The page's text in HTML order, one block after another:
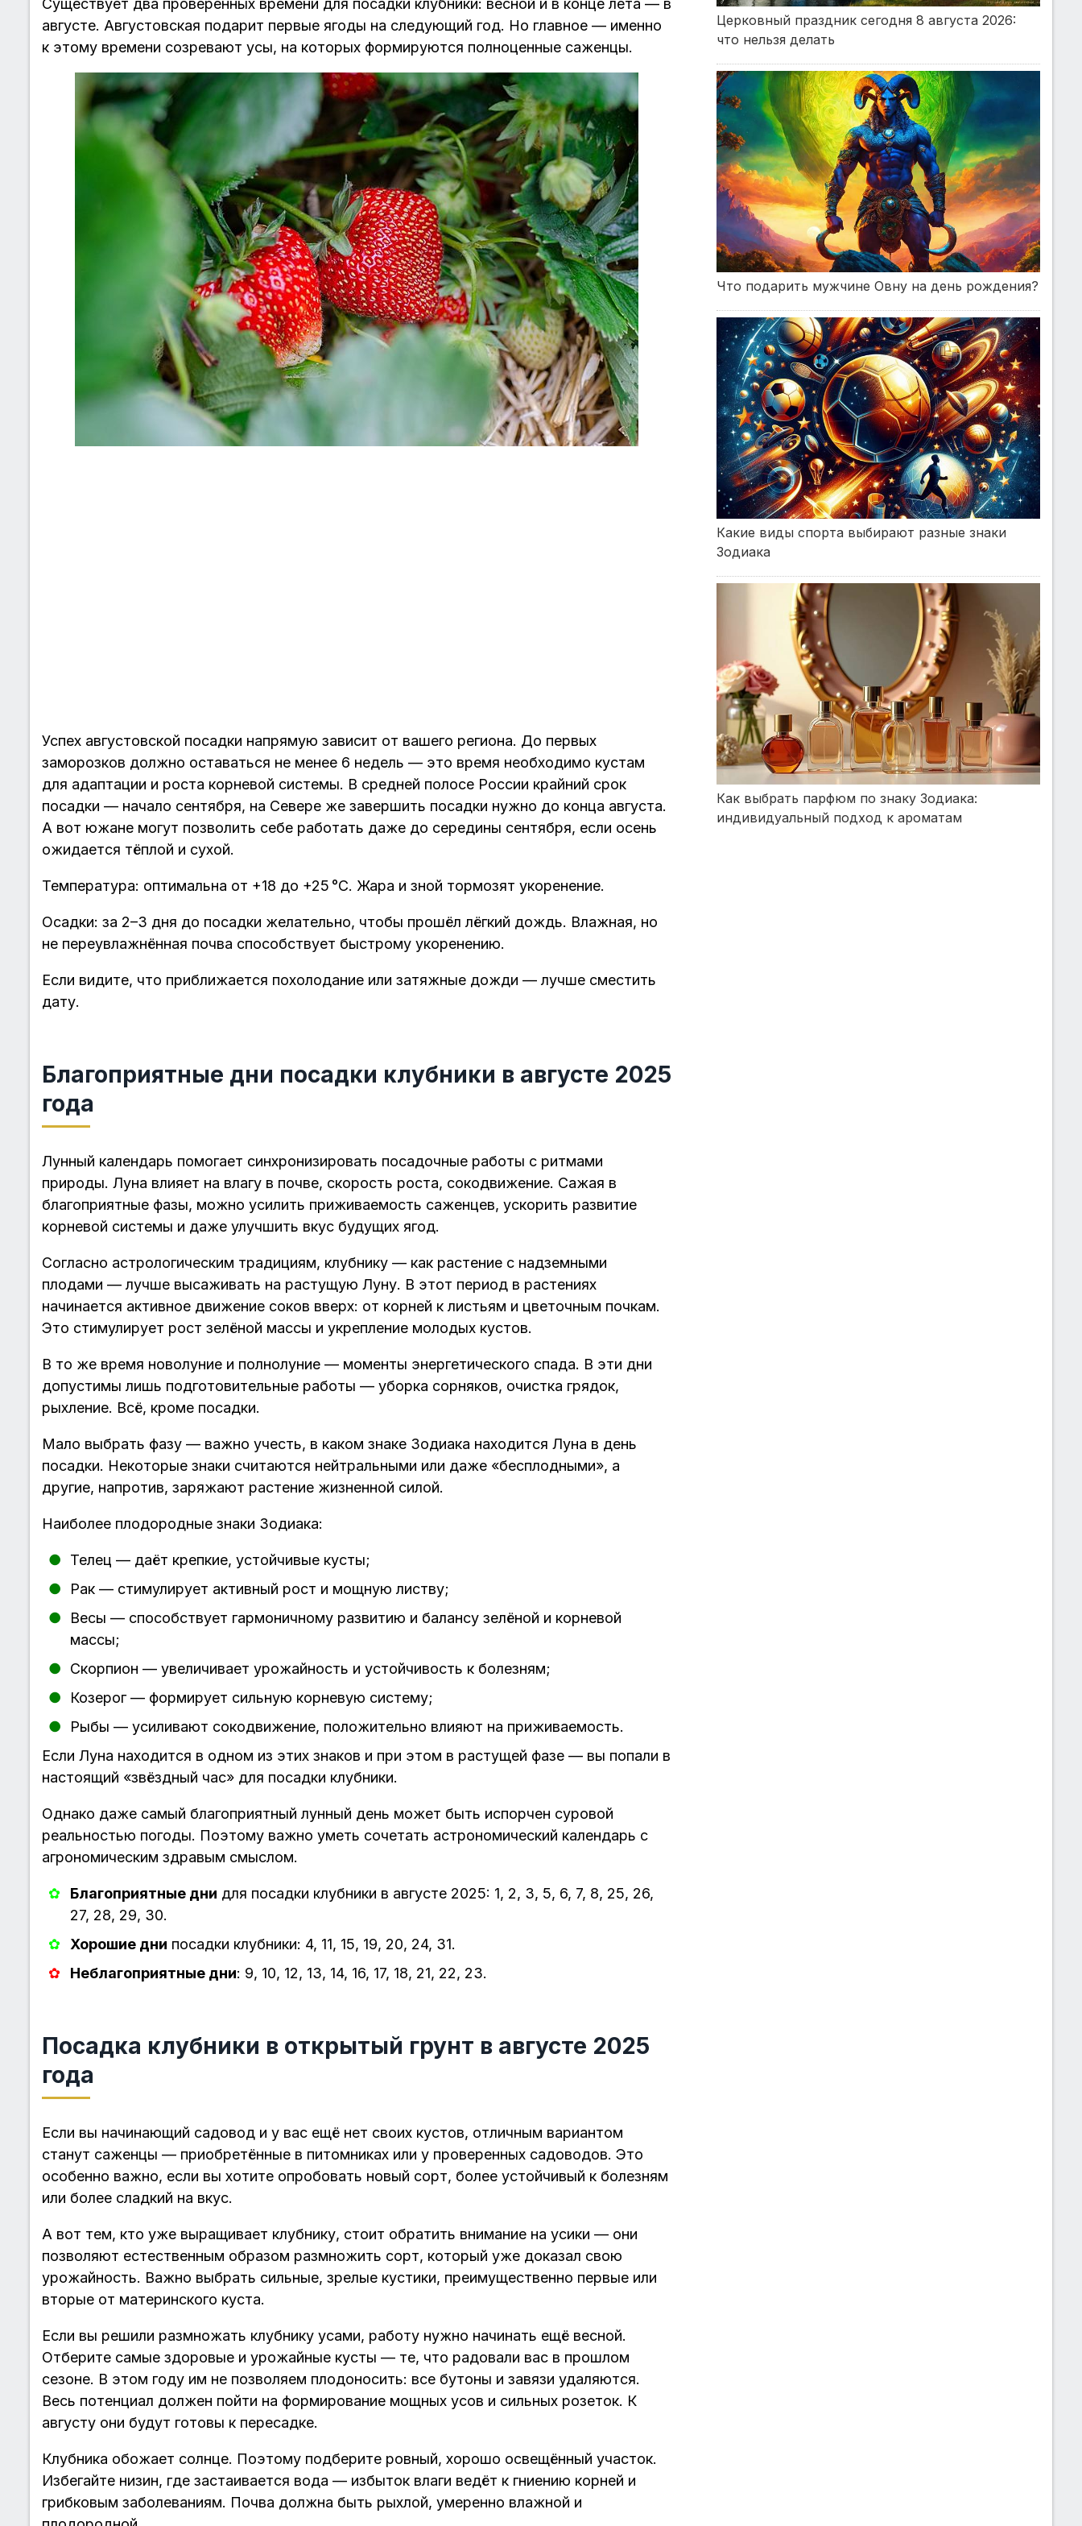
Существует два проверенных времени для посадки клубники: весной и в конце лета — в
августе. Августовская подарит первые ягоды на следующий год. Но главное — именно
к этому времени созревают усы, на которых формируются полноценные саженцы.
Успех августовской посадки напрямую зависит от вашего региона. До первых
заморозков должно оставаться не менее 6 недель — это время необходимо кустам
для адаптации и роста корневой системы. В средней полосе России крайний срок
посадки — начало сентября, на Севере же завершить посадки нужно до конца августа.
А вот южане могут позволить себе работать даже до середины сентября, если осень
ожидается тёплой и сухой.
Температура: оптимальна от +18 до +25 °C. Жара и зной тормозят укоренение.
Осадки: за 2–3 дня до посадки желательно, чтобы прошёл лёгкий дождь. Влажная, но
не переувлажнённая почва способствует быстрому укоренению.
Если видите, что приближается похолодание или затяжные дожди — лучше сместить
дату.
Благоприятные дни посадки клубники в августе 2025
года
Лунный календарь помогает синхронизировать посадочные работы с ритмами
природы. Луна влияет на влагу в почве, скорость роста, сокодвижение. Сажая в
благоприятные фазы, можно усилить приживаемость саженцев, ускорить развитие
корневой системы и даже улучшить вкус будущих ягод.
Согласно астрологическим традициям, клубнику — как растение с надземными
плодами — лучше высаживать на растущую Луну. В этот период в растениях
начинается активное движение соков вверх: от корней к листьям и цветочным почкам.
Это стимулирует рост зелёной массы и укрепление молодых кустов.
В то же время новолуние и полнолуние — моменты энергетического спада. В эти дни
допустимы лишь подготовительные работы — уборка сорняков, очистка грядок,
рыхление. Всё, кроме посадки.
Мало выбрать фазу — важно учесть, в каком знаке Зодиака находится Луна в день
посадки. Некоторые знаки считаются нейтральными или даже «бесплодными», а
другие, напротив, заряжают растение жизненной силой.
Наиболее плодородные знаки Зодиака:
Телец — даёт крепкие, устойчивые кусты;
Рак — стимулирует активный рост и мощную листву;
Весы — способствует гармоничному развитию и балансу зелёной и корневой
массы;
Скорпион — увеличивает урожайность и устойчивость к болезням;
Козерог — формирует сильную корневую систему;
Рыбы — усиливают сокодвижение, положительно влияют на приживаемость.
Если Луна находится в одном из этих знаков и при этом в растущей фазе — вы попали в
настоящий «звёздный час» для посадки клубники.
Однако даже самый благоприятный лунный день может быть испорчен суровой
реальностью погоды. Поэтому важно уметь сочетать астрономический календарь с
агрономическим здравым смыслом.
Благоприятные дни для посадки клубники в августе 2025: 1, 2, 3, 5, 6, 7, 8, 25, 26,
27, 28, 29, 30.
Хорошие дни посадки клубники: 4, 11, 15, 19, 20, 24, 31.
Неблагоприятные дни: 9, 10, 12, 13, 14, 16, 17, 18, 21, 22, 23.
Посадка клубники в открытый грунт в августе 2025
года
Если вы начинающий садовод и у вас ещё нет своих кустов, отличным вариантом
станут саженцы — приобретённые в питомниках или у проверенных садоводов. Это
особенно важно, если вы хотите опробовать новый сорт, более устойчивый к болезням
или более сладкий на вкус.
А вот тем, кто уже выращивает клубнику, стоит обратить внимание на усики — они
позволяют естественным образом размножить сорт, который уже доказал свою
урожайность. Важно выбрать сильные, зрелые кустики, преимущественно первые или
вторые от материнского куста.
Если вы решили размножать клубнику усами, работу нужно начинать ещё весной.
Отберите самые здоровые и урожайные кусты — те, что радовали вас в прошлом
сезоне. В этом году им не позволяем плодоносить: все бутоны и завязи удаляются.
Весь потенциал должен пойти на формирование мощных усов и сильных розеток. К
августу они будут готовы к пересадке.
Клубника обожает солнце. Поэтому подберите ровный, хорошо освещённый участок.
Избегайте низин, где застаивается вода — избыток влаги ведёт к гниению корней и
грибковым заболеваниям. Почва должна быть рыхлой, умеренно влажной и
Церковный праздник сегодня 8 августа 2026:
что нельзя делать
Что подарить мужчине Овну на день рождения?
Какие виды спорта выбирают разные знаки
Зодиака
Как выбрать парфюм по знаку Зодиака:
индивидуальный подход к ароматам